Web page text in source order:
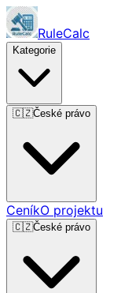
RuleCalc
Kategorie
🇨🇿České právo
CeníkO projektu
🇨🇿České právo